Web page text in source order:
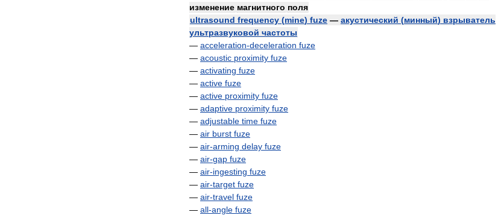
изменение магнитного поля
ultrasound frequency (mine) fuze — акустический (минный) взрыватель
ультразвуковой частоты
— acceleration-deceleration fuze
— acoustic proximity fuze
— activating fuze
— active fuze
— active proximity fuze
— adaptive proximity fuze
— adjustable time fuze
— air burst fuze
— air-arming delay fuze
— air-gap fuze
— air-ingesting fuze
— air-target fuze
— air-travel fuze
— all-angle fuze